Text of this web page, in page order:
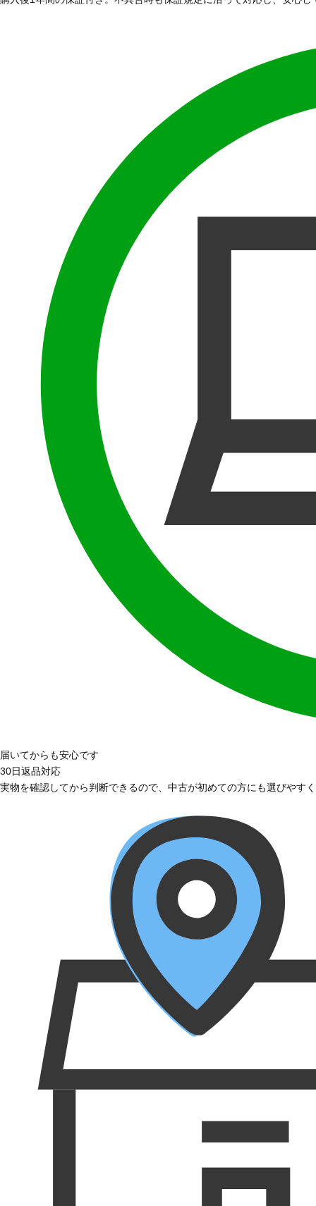
届いてからも安心です
30日返品対応
実物を確認してから判断できるので、中古が初めての方にも選びやす